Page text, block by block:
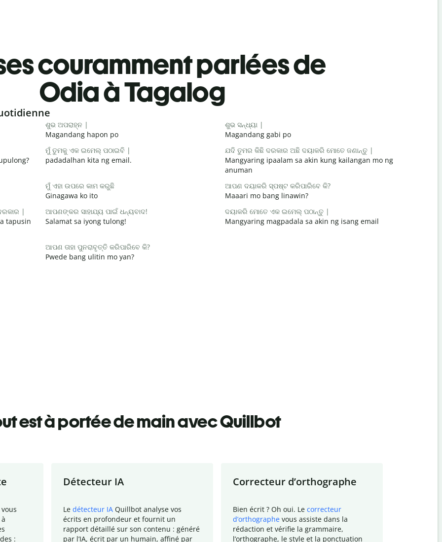
couramment parlées de
Odia à Tagalog
ଶୁଭ ଅପରାହ୍ନ |
Magandang hapon po
ଶୁଭ ସନ୍ଧ୍ୟା |
Magandang gabi po
ମୁଁ ତୁମକୁ ଏକ ଇମେଲ୍ ପଠାଇବି |
padadalhan kita ng email.
ଯଦି ତୁମର କିଛି ଦରକାର ଅଛି ଦୟାକରି ମୋତେ ଜଣାନ୍ତୁ |
Mangyaring ipaalam sa akin kung kailangan mo ng
anuman
ମୁଁ ଏହା ଉପରେ କାମ କରୁଛି
Ginagawa ko ito
ଆପଣ ଦୟାକରି ସ୍ପଷ୍ଟ କରିପାରିବେ କି?
Maaari mo bang linawin?
|
tapusin
ଆପଣଙ୍କର ସାହାଯ୍ୟ ପାଇଁ ଧନ୍ୟବାଦ!
Salamat sa iyong tulong!
ଦୟାକରି ମୋତେ ଏକ ଇମେଲ୍ ପଠାନ୍ତୁ |
Mangyaring magpadala sa akin ng isang email
ଆପଣ ତାହା ପୁନରାବୃତ୍ତି କରିପାରିବେ କି?
Pwede bang ulitin mo yan?
est à portée de main avec Quillbot
:
Détecteur IA
Le détecteur IA Quillbot analyse vos
écrits en profondeur et fournit un
rapport détaillé sur son contenu : généré
par l’IA, écrit par un humain, affiné par
Correcteur d’orthographe
Bien écrit ? Oh oui. Le correcteur
d’orthographe vous assiste dans la
rédaction et vérifie la grammaire,
l’orthographe, le style et la ponctuation